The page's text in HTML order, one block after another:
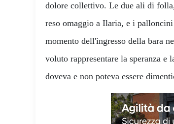
dolore collettivo. Le due ali di
reso omaggio a Ilaria, e i
momento dell'ingresso della bara
voluto rappresentare la speranza e
doveva e non poteva essere